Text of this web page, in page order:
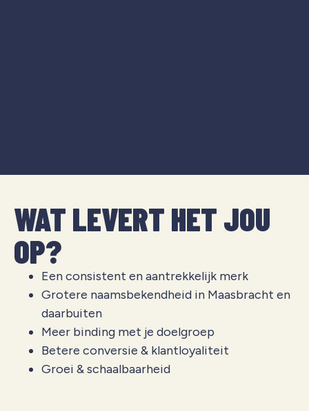
WAT LEVERT HET JOU
OP?
Een consistent en aantrekkelijk merk
Grotere naamsbekendheid in Maasbracht en
daarbuiten
Meer binding met je doelgroep
Betere conversie & klantloyaliteit
Groei & schaalbaarheid